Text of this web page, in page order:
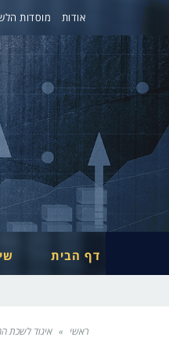
אודות מוסדות
דף הבית
ראשי » איגוד לשכת